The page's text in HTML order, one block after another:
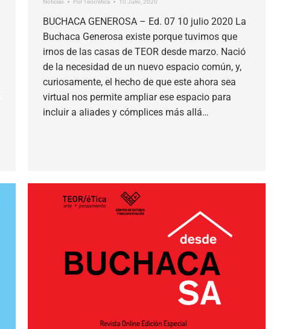
Noticias PorTeor/ética 10 Julio, 2020
BUCHACA GENEROSA – Ed. 07 10 julio 2020 La
Buchaca Generosa existe porque tuvimos que
irnos de las casas de TEOR desde marzo. Nació
de la necesidad de un nuevo espacio común, y,
curiosamente, el hecho de que este ahora sea
virtual nos permite ampliar ese espacio para
incluir a aliades y cómplices más allá…